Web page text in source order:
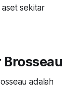
aset sekitar
Brosseau
adalah